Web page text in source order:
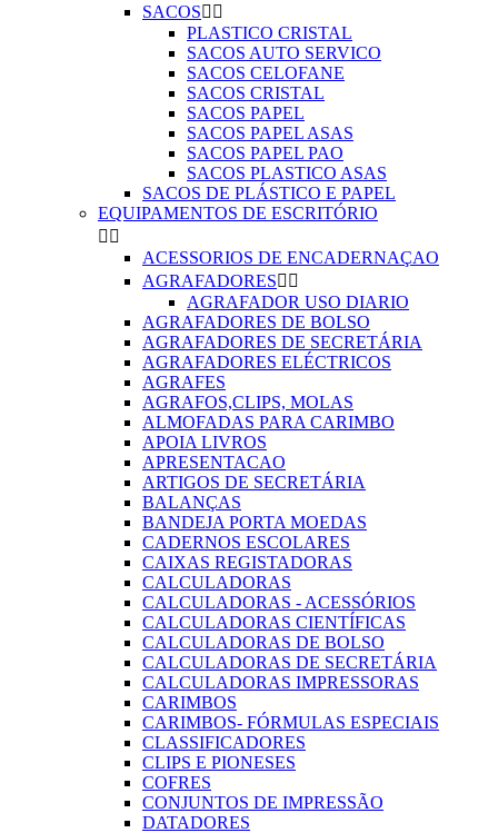
SACOS 
PLASTICO CRISTAL
SACOS AUTO SERVICO
SACOS CELOFANE
SACOS CRISTAL
SACOS PAPEL
SACOS PAPEL ASAS
SACOS PAPEL PAO
SACOS PLASTICO ASAS
SACOS DE PLÁSTICO E PAPEL
EQUIPAMENTOS DE ESCRITÓRIO
 
ACESSORIOS DE ENCADERNAÇAO
AGRAFADORES 
AGRAFADOR USO DIARIO
AGRAFADORES DE BOLSO
AGRAFADORES DE SECRETÁRIA
AGRAFADORES ELÉCTRICOS
AGRAFES
AGRAFOS,CLIPS, MOLAS
ALMOFADAS PARA CARIMBO
APOIA LIVROS
APRESENTACAO
ARTIGOS DE SECRETÁRIA
BALANÇAS
BANDEJA PORTA MOEDAS
CADERNOS ESCOLARES
CAIXAS REGISTADORAS
CALCULADORAS
CALCULADORAS - ACESSÓRIOS
CALCULADORAS CIENTÍFICAS
CALCULADORAS DE BOLSO
CALCULADORAS DE SECRETÁRIA
CALCULADORAS IMPRESSORAS
CARIMBOS
CARIMBOS- FÓRMULAS ESPECIAIS
CLASSIFICADORES
CLIPS E PIONESES
COFRES
CONJUNTOS DE IMPRESSÃO
DATADORES